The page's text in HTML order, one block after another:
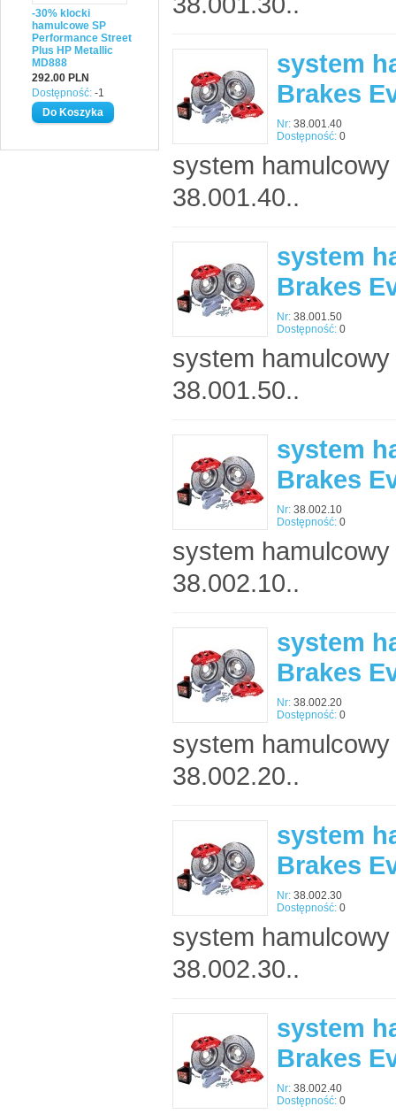
-30% klocki
hamulcowe SP
Performance Street
Plus HP Metallic
MD888
292.00 PLN
Dostępność: -1
system
Brakes
Nr: 38.001.40
Dostępność: 0
system
38.001.40..
system
Brakes
Nr: 38.001.50
Dostępność: 0
system
38.001.50..
system
Brakes
Nr: 38.002.10
Dostępność: 0
system
38.002.10..
system
Brakes
Nr: 38.002.20
Dostępność: 0
system
38.002.20..
system
Brakes
Nr: 38.002.30
Dostępność: 0
system
38.002.30..
system
Brakes
Nr: 38.002.40
Dostępność: 0